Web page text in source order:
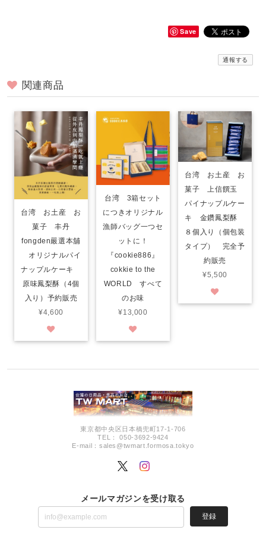
Save
通報する
関連商品
台湾 お土産 お
菓子 丰丹
fongden嚴選本舖
オリジナルパイ
ナップルケーキ
原味鳳梨酥（4個
入り）予約販売
¥4,600
台湾 3箱セット
につきオリジナル
漁師バッグ一つセ
ットに！
『cookie886』
cokkie to the
WORLD すべて
のお味
¥13,000
台湾 お土産 お
菓子 上信饌玉
パイナップルケー
キ 金鑽鳳梨酥
８個入り（個包装
タイプ） 完全予
約販売
¥5,500
東京都中央区日本橋兜町17-1-706
TEL： 050-3692-9424
E-mail： sales@twmart.formosa.tokyo
メールマガジンを受け取る
登録